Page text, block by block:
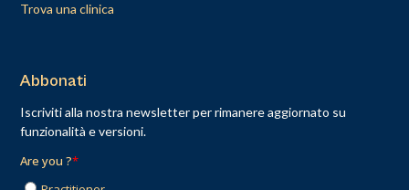
Trova una clinica
Abbonati
Iscriviti alla nostra newsletter per rimanere aggiornato su
funzionalità e versioni.